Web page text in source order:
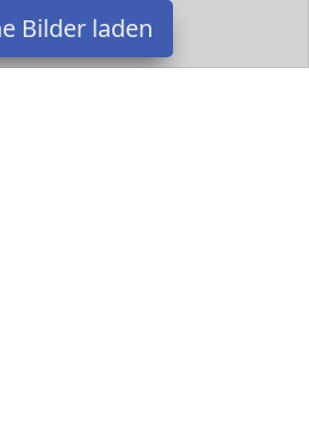
Bilder laden